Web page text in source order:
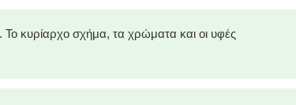
κυρίαρχο σχήμα, τα χρώματα και οι υφές